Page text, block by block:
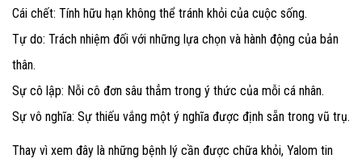
Cái chết: Tính hữu hạn không thể tránh khỏi của cuộc sống.
Tự do: Trách nhiệm đối với những lựa chọn và hành động của bản
thân.
Sự cô lập: Nỗi cô đơn sâu thẳm trong ý thức của mỗi cá nhân.
Sự vô nghĩa: Sự thiếu vắng một ý nghĩa được định sẵn trong vũ trụ.
Thay vì xem đây là những bệnh lý cần được chữa khỏi, Yalom tin